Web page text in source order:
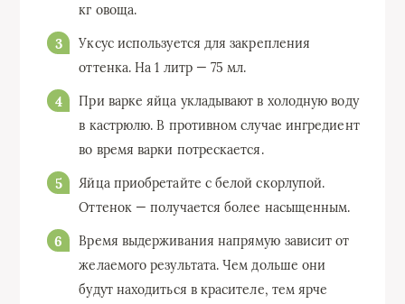
кг овоща.
Уксус используется для закрепления
оттенка. На 1 литр — 75 мл.
При варке яйца укладывают в холодную воду
в кастрюлю. В противном случае ингредиент
во время варки потрескается.
Яйца приобретайте с белой скорлупой.
Оттенок — получается более насыщенным.
Время выдерживания напрямую зависит от
желаемого результата. Чем дольше они
будут находиться в красителе, тем ярче